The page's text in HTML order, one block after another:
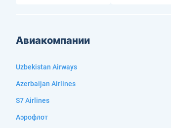
Авиакомпании
Uzbekistan Airways
Azerbaijan Airlines
S7 Airlines
Аэрофлот